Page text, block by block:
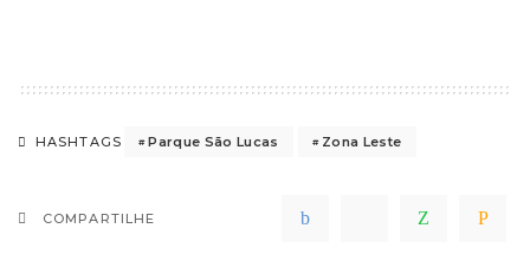
HASHTAGS Parque São Lucas Zona Leste
COMPARTILHE